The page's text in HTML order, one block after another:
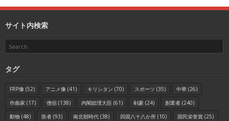
サイト内検索
タグ
FRP像 (52) アニメ像 (41) キリシタン (70) スポーツ (35) 中華 (26)
作曲家 (17) 僧侶 (138) 内閣総理大臣 (61) 剣豪 (24) 創業者 (240)
動物 (48) 医者 (93) 南北朝時代 (38) 四国八十八か所 (10) 国民栄誉賞 (25)